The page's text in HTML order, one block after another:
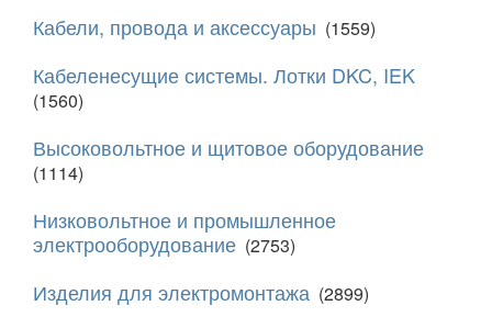
Кабели, провода и аксессуары (1559)
Кабеленесущие системы. Лотки DKC, IEK
(1560)
Высоковольтное и щитовое оборудование
(1114)
Низковольтное и промышленное
электрооборудование (2753)
Изделия для электромонтажа (2899)